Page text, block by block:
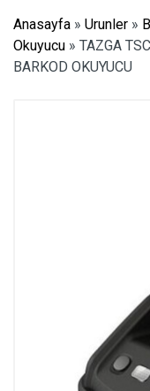
Anasayfa » Urunler »
Okuyucu » TAZGA
BARKOD OKUYUCU